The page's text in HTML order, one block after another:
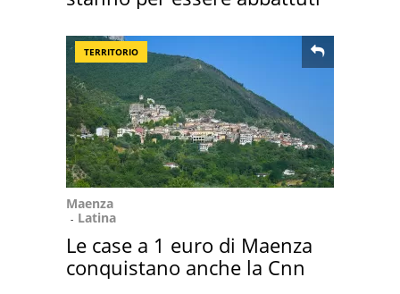
TERRITORIO
Maenza
Latina
Le case a 1 euro di Maenza
conquistano anche la Cnn